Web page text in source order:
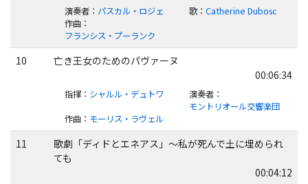
演奏者： パスカル・ロジェ 歌： Catherine Dubosc
作曲：
フランシス・プーランク
10
亡き王女のためのパヴァーヌ
00:06:34
指揮： シャルル・デュトワ 演奏者：
モントリオール交響楽団
作曲： モーリス・ラヴェル
11
歌劇「ディドとエネアス」～私が死んで土に埋められ
ても
00:04:12